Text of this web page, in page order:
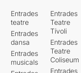
Entrades
teatre
Entrades
dansa
Entrades
musicals
Entrades
Teatre
Tívoli
Entrades
Teatre
Coliseum
Entrades